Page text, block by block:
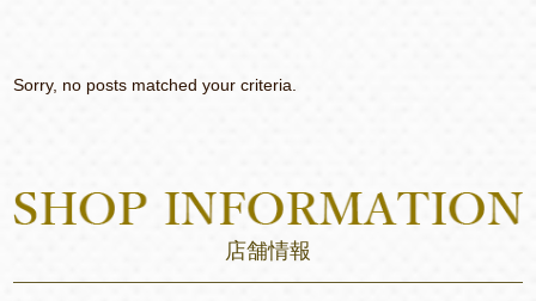
Sorry, no posts matched your criteria.
店舗情報